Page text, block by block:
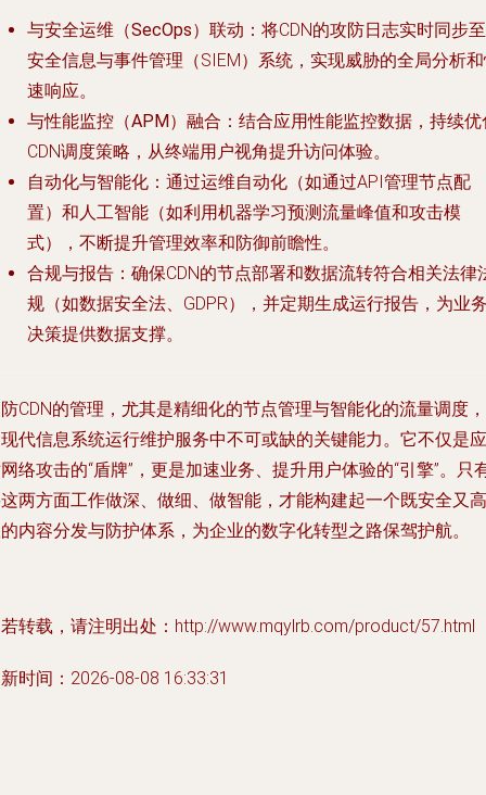
与安全运维（SecOps）联动 ：将CDN的攻防日志实时同步至
安全信息与事件管理（SIEM）系统，实现威胁的全局分析
速响应。
与性能监控（APM）融合 ：结合应用性能监控数据，持续优
CDN调度策略，从终端用户视角提升访问体验。
自动化与智能化 ：通过运维自动化（如通过API管理节点配
置）和人工智能（如利用机器学习预测流量峰值和攻击模
式），不断提升管理效率和防御前瞻性。
合规与报告 ：确保CDN的节点部署和数据流转符合相关法律
规（如数据安全法、GDPR），并定期生成运行报告，为业
决策提供数据支撑。
CDN的管理，尤其是精细化的节点管理与智能化的流量调度，
代信息系统运行维护服务中不可或缺的关键能力。它不仅是应
络攻击的“盾牌”，更是加速业务、提升用户体验的“引擎”。只
两方面工作做深、做细、做智能，才能构建起一个既安全又高
内容分发与防护体系，为企业的数字化转型之路保驾护航。
转载，请注明出处：http://www.mqylrb.com/product/57.html
时间：2026-08-08 16:33:31